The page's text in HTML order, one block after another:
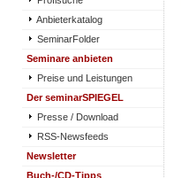
Anbieterkatalog
SeminarFolder
Seminare anbieten
Preise und Leistungen
Der seminarSPIEGEL
Presse / Download
RSS-Newsfeeds
Newsletter
Buch-/CD-Tipps